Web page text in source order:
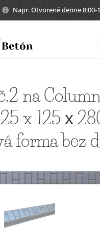
Napr. Otvorené denne 8:00-
na
x 125 х
forma bez